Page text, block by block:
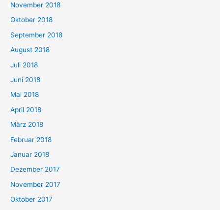
November 2018
Oktober 2018
September 2018
August 2018
Juli 2018
Juni 2018
Mai 2018
April 2018
März 2018
Februar 2018
Januar 2018
Dezember 2017
November 2017
Oktober 2017